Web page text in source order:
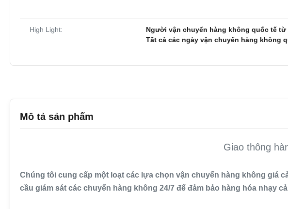
High Light: Người vận chuyển hàng không quốc tế từ
Tất cả các ngày vận chuyển hàng không
Mô tả sản phẩm
Giao thông
Chúng tôi cung cấp một loạt các lựa chọn vận chuyển hàng không giá
cầu giám sát các chuyến hàng không 24/7 để đảm bảo hàng hóa nhạy